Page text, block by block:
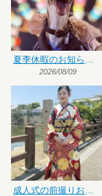
夏季休暇のお知らせです
2026/08/09